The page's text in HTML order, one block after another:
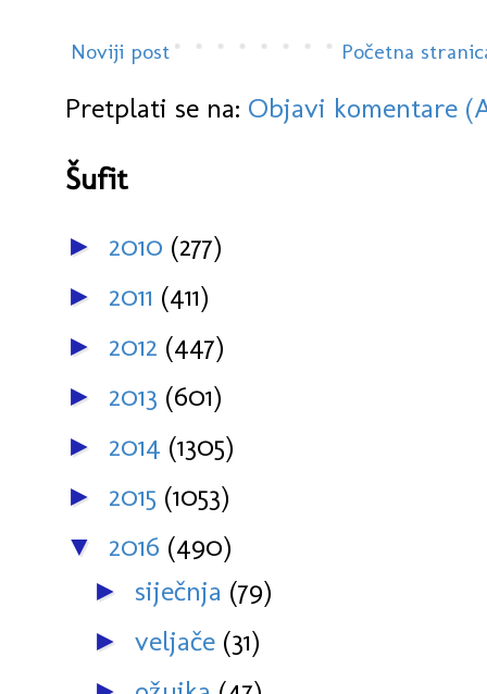
Noviji post Početna
Pretplati se na: Objavi komentare
Šufit
► 2010 (277)
► 2011 (411)
► 2012 (447)
► 2013 (601)
► 2014 (1305)
► 2015 (1053)
▼ 2016 (490)
► siječnja (79)
► veljače (31)